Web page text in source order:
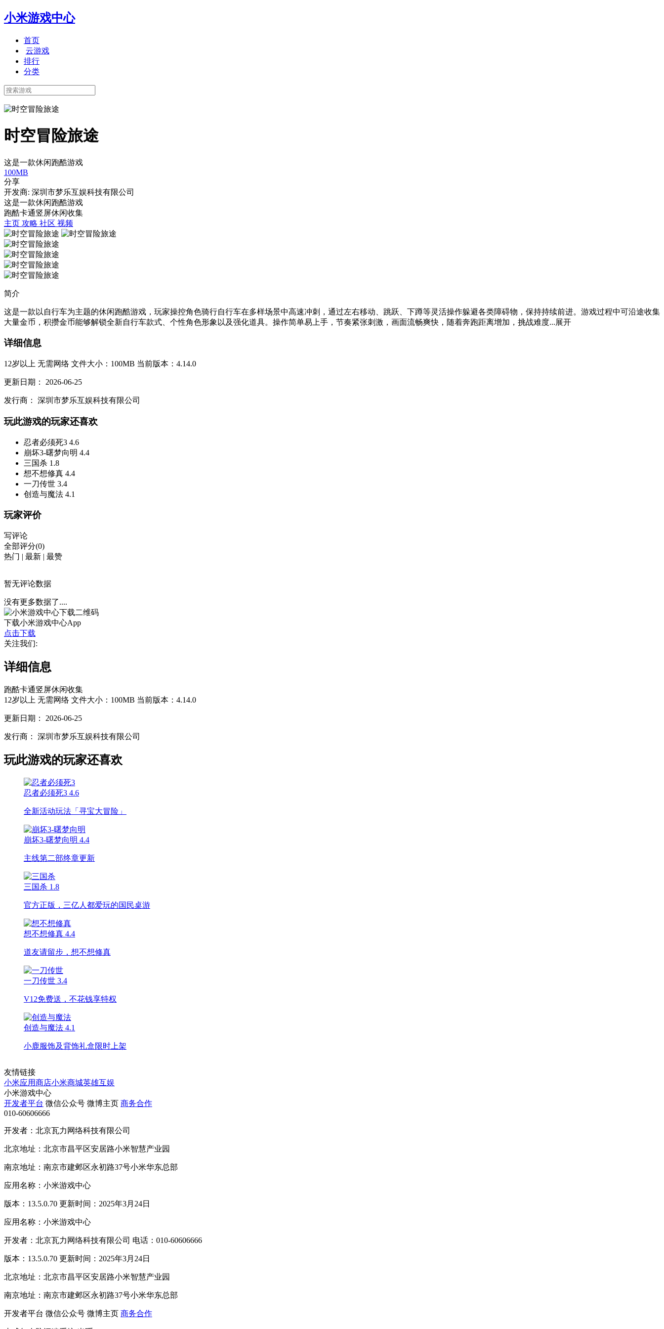
小米游戏中心
首页
云游戏
排行
分类
时空冒险旅途
这是一款休闲跑酷游戏
100MB
分享
开发商: 深圳市梦乐互娱科技有限公司
这是一款休闲跑酷游戏
跑酷卡通竖屏休闲收集
主页 攻略 社区 视频
简介
这是一款以自行车为主题的休闲跑酷游戏，玩家操控角色骑行自行车在多样场景中高速冲刺，通过左右移动、跳跃、下蹲等灵活操作躲避各类障碍物，保持持续前进。游戏过程中可沿途收集
大量金币，积攒金币能够解锁全新自行车款式、个性角色形象以及强化道具。操作简单易上手，节奏紧张刺激，画面流畅爽快，随着奔跑距离增加，挑战难度...展开
详细信息
12岁以上 无需网络 文件大小：100MB 当前版本：4.14.0
更新日期： 2026-06-25
发行商： 深圳市梦乐互娱科技有限公司
玩此游戏的玩家还喜欢
忍者必须死3 4.6
崩坏3-曙梦向明 4.4
三国杀 1.8
想不想修真 4.4
一刀传世 3.4
创造与魔法 4.1
玩家评价
写评论
全部评分(0)
热门 | 最新 | 最赞
暂无评论数据
没有更多数据了....
下载小米游戏中心App
点击下载
关注我们:
详细信息
跑酷卡通竖屏休闲收集
12岁以上 无需网络 文件大小：100MB 当前版本：4.14.0
更新日期： 2026-06-25
发行商： 深圳市梦乐互娱科技有限公司
玩此游戏的玩家还喜欢
忍者必须死3 4.6
全新活动玩法「寻宝大冒险」
崩坏3-曙梦向明 4.4
主线第二部终章更新
三国杀 1.8
官方正版，三亿人都爱玩的国民桌游
想不想修真 4.4
道友请留步，想不想修真
一刀传世 3.4
V12免费送，不花钱享特权
创造与魔法 4.1
小鹿服饰及背饰礼盒限时上架
友情链接
小米应用商店小米商城英雄互娱
小米游戏中心
开发者平台 微信公众号 微博主页 商务合作
010-60606666
开发者：北京瓦力网络科技有限公司
北京地址：北京市昌平区安居路小米智慧产业园
南京地址：南京市建邺区永初路37号小米华东总部
应用名称：小米游戏中心
版本：13.5.0.70 更新时间：2025年3月24日
应用名称：小米游戏中心
开发者：北京瓦力网络科技有限公司 电话：010-60606666
版本：13.5.0.70 更新时间：2025年3月24日
北京地址：北京市昌平区安居路小米智慧产业园
南京地址：南京市建邺区永初路37号小米华东总部
开发者平台 微信公众号 微博主页 商务合作